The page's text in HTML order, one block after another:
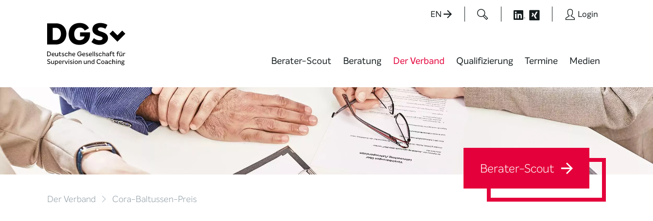
EN Login
Berater-Scout Beratung Der Verband Qualifizierung Termine Medien
Der Verband Cora-Baltussen-Preis
Berater-Scout